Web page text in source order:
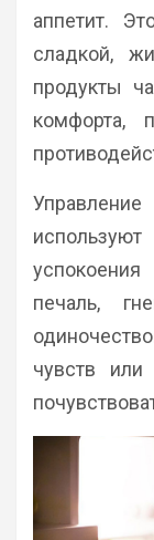
аппетит.
сладкой,
продукты
комфорта,
печаль,
чувств